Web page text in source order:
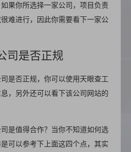
果你所选择一家公司，项目负责
难进行，因此你需要看下一家公
司是否正规
是否正规，你可以使用天眼查工
，另外还可以看下该公司网站的
是值得合作？当你不知道如何选
可以参考下上面这四个点，其实